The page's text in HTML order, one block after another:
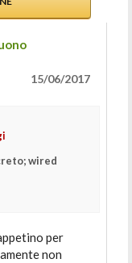
15/06/2017
wired
per
non